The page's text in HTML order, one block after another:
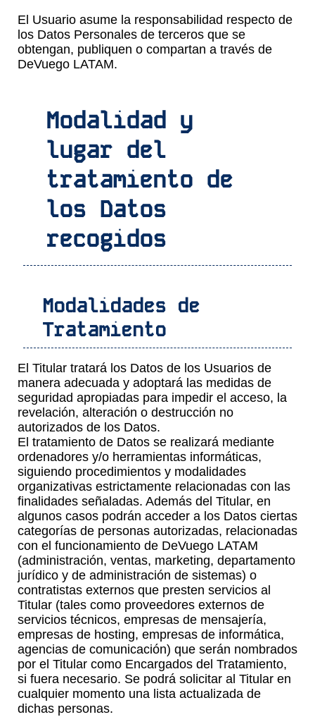
El Usuario asume la responsabilidad respecto de
los Datos Personales de terceros que se
obtengan, publiquen o compartan a través de
DeVuego LATAM.
Modalidad y
lugar del
tratamiento de
los Datos
recogidos
Modalidades de
Tratamiento
El Titular tratará los Datos de los Usuarios de
manera adecuada y adoptará las medidas de
seguridad apropiadas para impedir el acceso, la
revelación, alteración o destrucción no
autorizados de los Datos.
El tratamiento de Datos se realizará mediante
ordenadores y/o herramientas informáticas,
siguiendo procedimientos y modalidades
organizativas estrictamente relacionadas con las
finalidades señaladas. Además del Titular, en
algunos casos podrán acceder a los Datos ciertas
categorías de personas autorizadas, relacionadas
con el funcionamiento de DeVuego LATAM
(administración, ventas, marketing, departamento
jurídico y de administración de sistemas) o
contratistas externos que presten servicios al
Titular (tales como proveedores externos de
servicios técnicos, empresas de mensajería,
empresas de hosting, empresas de informática,
agencias de comunicación) que serán nombrados
por el Titular como Encargados del Tratamiento,
si fuera necesario. Se podrá solicitar al Titular en
cualquier momento una lista actualizada de
dichas personas.